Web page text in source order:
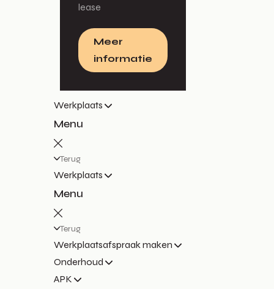
lease
Meer
informatie
Werkplaats
Menu
Terug
Werkplaats
Menu
Terug
Werkplaatsafspraak maken
Onderhoud
APK